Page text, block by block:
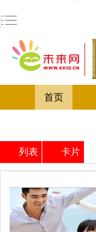
首页
列表 卡片